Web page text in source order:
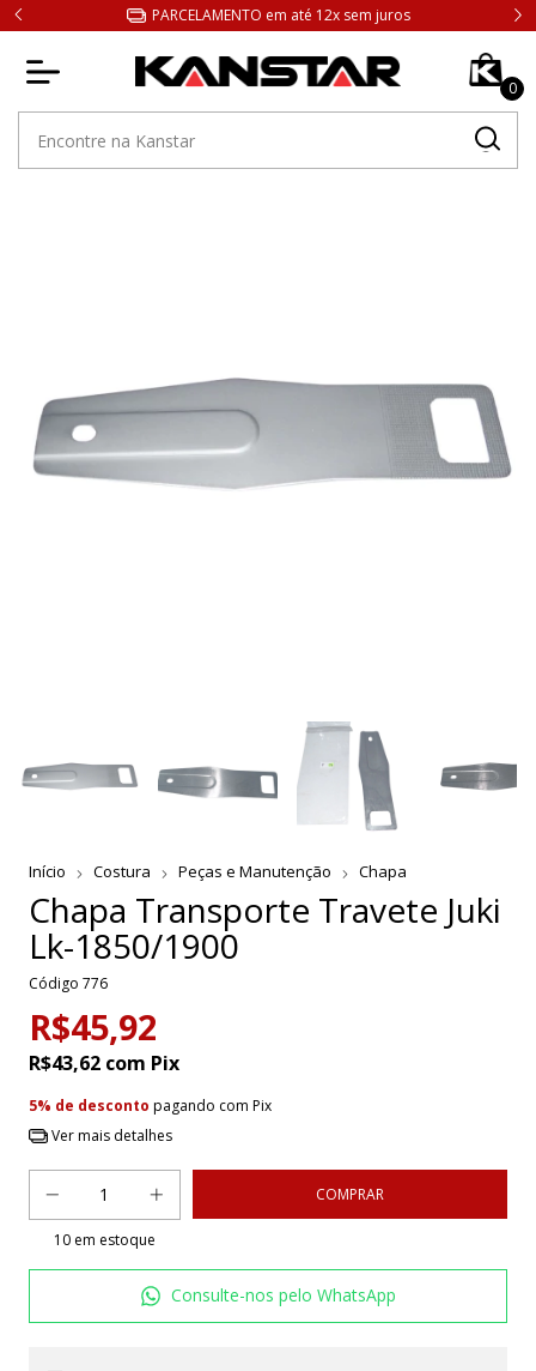
PARCELAMENTO em até 12x sem juros
0
Início Costura Peças e Manutenção Chapa
Chapa Transporte Travete Juki
Lk-1850/1900
Código 776
R$45,92
R$43,62 com Pix
5% de desconto pagando com Pix
Ver mais detalhes
10em estoque
Consulte-nos pelo WhatsApp